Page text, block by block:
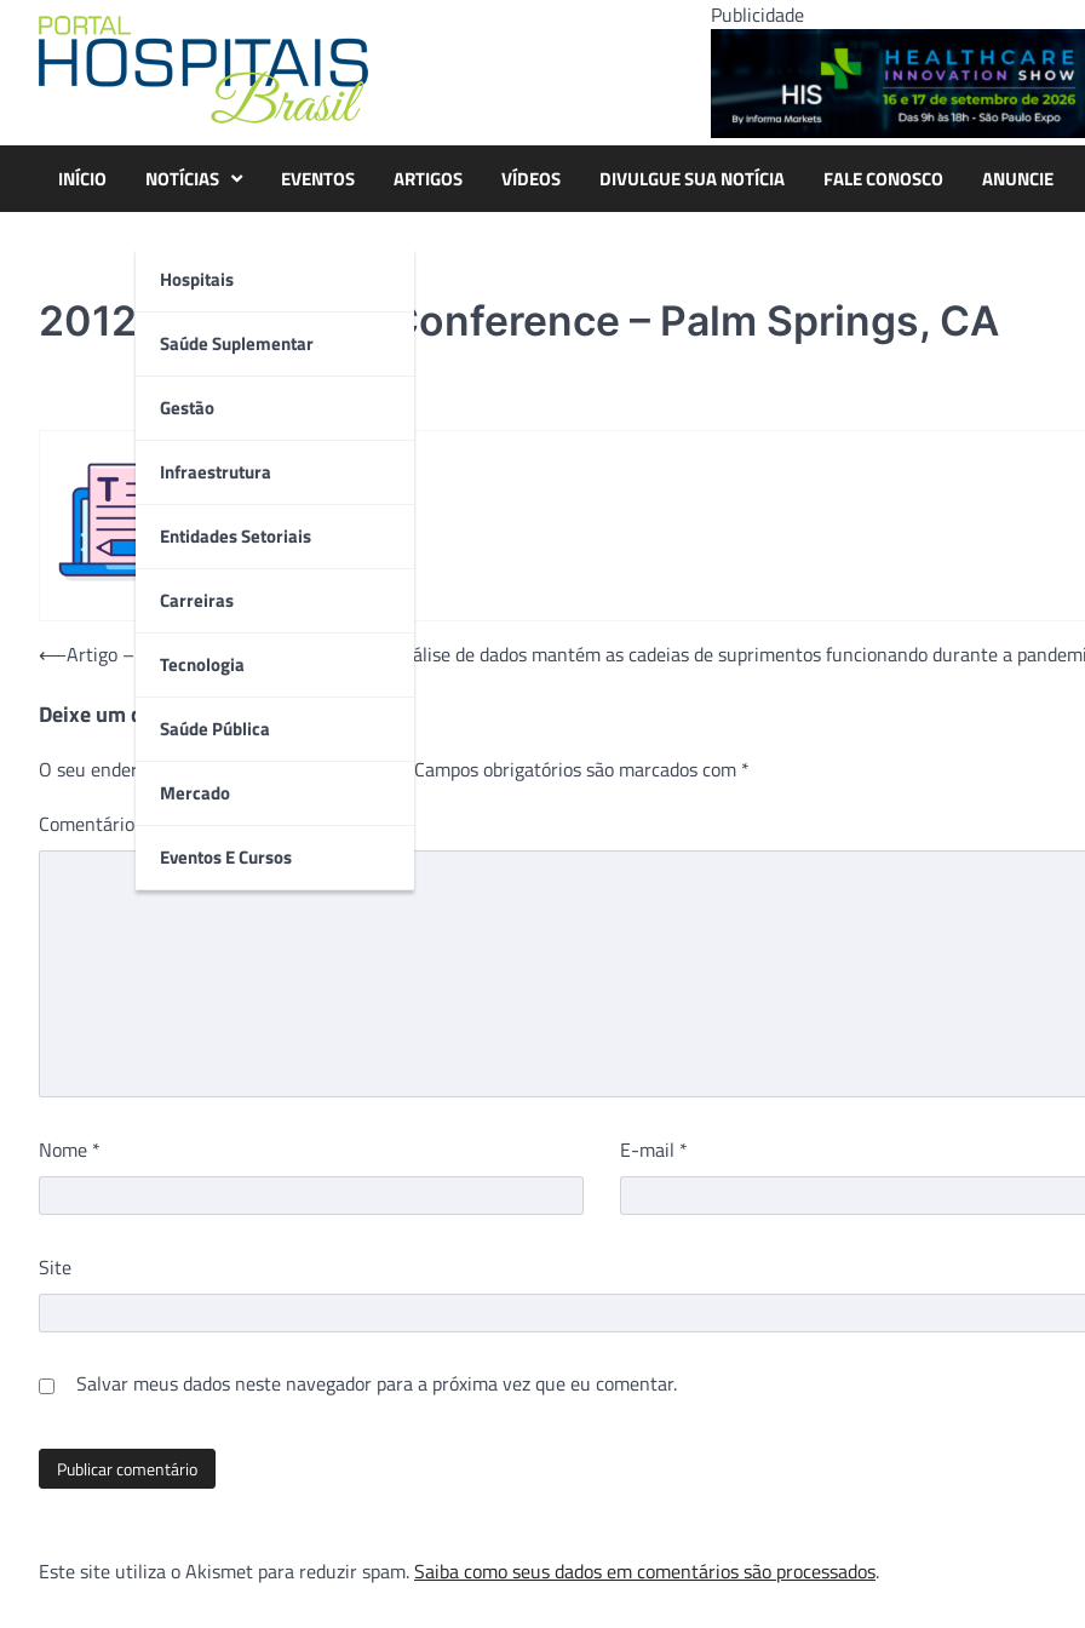
content
Publicidade
INÍCIO NOTÍCIAS
Hospitais
Saúde Suplementar
Gestão
Infraestrutura
Entidades Setoriais
Carreiras
Tecnologia
Saúde Pública
Mercado
Eventos E Cursos
EVENTOS ARTIGOS VÍDEOS DIVULGUE SUA NOTÍCIA FALE CONOSCO ANUNCIE
2012 Esri Partner Conference – Palm Springs, CA
Navegação
Post
⟵Artigo – Robustas e resilientes: como a análise de dados mantém as cadeias de suprimentos funcionando durante a
Deixe um comentário
O seu endereço de e-mail não será publicado. Campos obrigatórios são marcados com *
Comentário
Nome * E-mail *
Site
Salvar meus dados neste navegador para a próxima vez que eu comentar.
Este site utiliza o Akismet para reduzir spam.Saiba como seus dados em comentários são processados.